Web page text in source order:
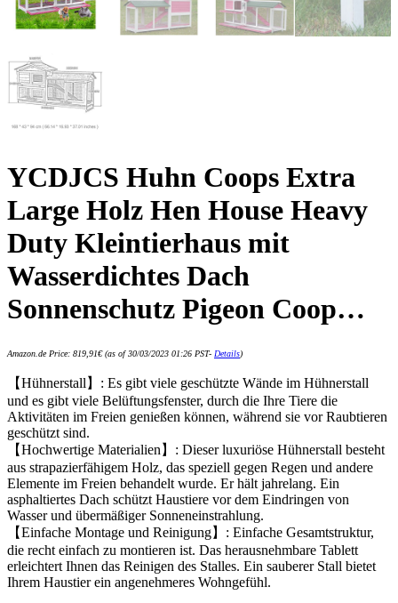
YCDJCS Huhn Coops Extra
Large Holz Hen House Heavy
Duty Kleintierhaus mit
Wasserdichtes Dach
Sonnenschutz Pigeon Coop…
Amazon.de Price: 819,91€(as of 30/03/2023 01:26 PST- Details)
【Hühnerstall】: Es gibt viele geschützte Wände im Hühnerstall
und es gibt viele Belüftungsfenster, durch die Ihre Tiere die
Aktivitäten im Freien genießen können, während sie vor Raubtieren
geschützt sind.
【Hochwertige Materialien】: Dieser luxuriöse Hühnerstall besteht
aus strapazierfähigem Holz, das speziell gegen Regen und andere
Elemente im Freien behandelt wurde. Er hält jahrelang. Ein
asphaltiertes Dach schützt Haustiere vor dem Eindringen von
Wasser und übermäßiger Sonneneinstrahlung.
【Einfache Montage und Reinigung】: Einfache Gesamtstruktur,
die recht einfach zu montieren ist. Das herausnehmbare Tablett
erleichtert Ihnen das Reinigen des Stalles. Ein sauberer Stall bietet
Ihrem Haustier ein angenehmeres Wohngefühl.